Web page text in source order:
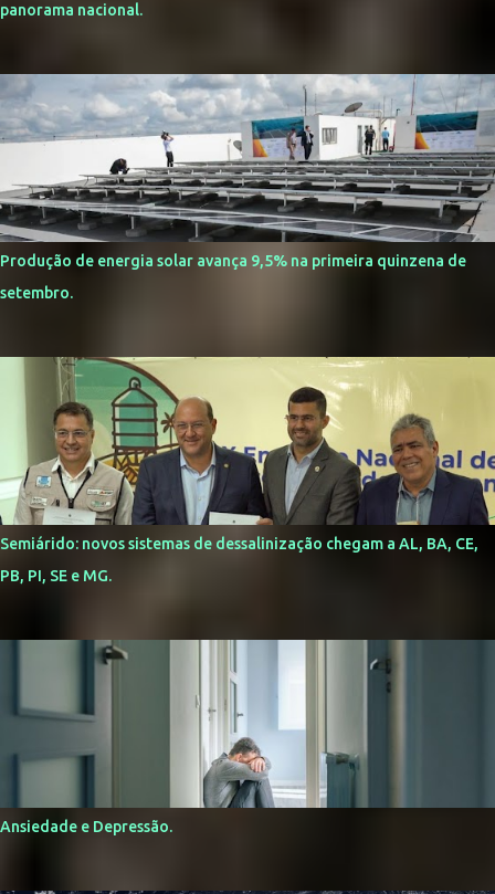
panorama nacional.
Produção de energia solar avança 9,5% na primeira quinzena de
setembro.
Semiárido: novos sistemas de dessalinização chegam a AL, BA, CE,
PB, PI, SE e MG.
Ansiedade e Depressão.